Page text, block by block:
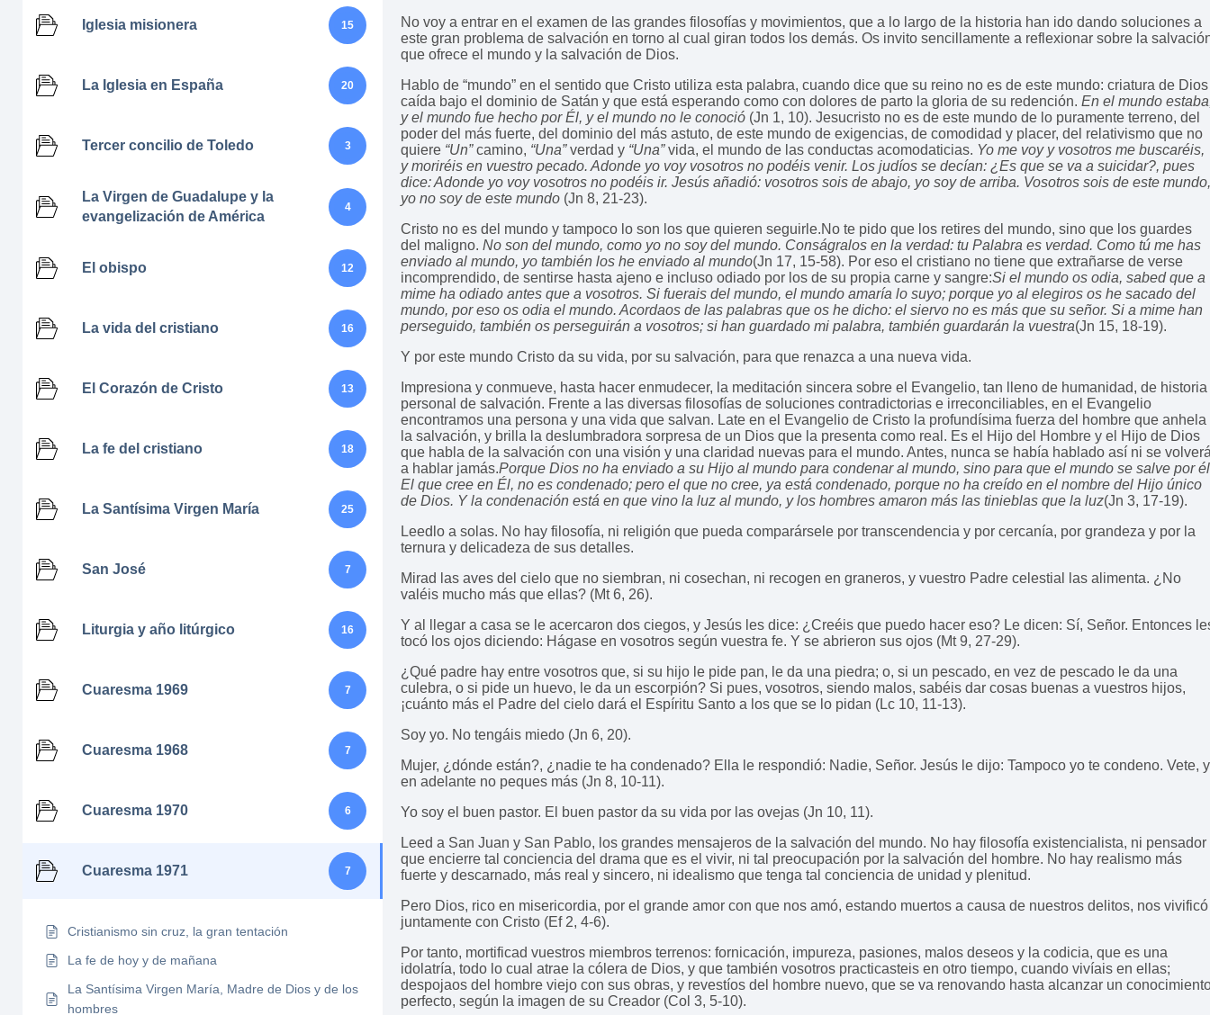
Iglesia misionera 15
La Iglesia en España 20
Tercer concilio de Toledo 3
La Virgen de Guadalupe y la
evangelización de América
4
El obispo 12
La vida del cristiano 16
El Corazón de Cristo 13
La fe del cristiano 18
La Santísima Virgen María 25
San José 7
Liturgia y año litúrgico 16
Cuaresma 1969 7
Cuaresma 1968 7
Cuaresma 1970 6
Cuaresma 1971 7
Cristianismo sin cruz, la gran tentación
La fe de hoy y de mañana
La Santísima Virgen María, Madre de Dios y de los
hombres
No voy a entrar en el examen de las grandes filosofías y movimientos, que a lo largo de la historia han ido dando soluciones a
este gran problema de salvación en torno al cual giran todos los demás. Os invito sencillamente a reflexionar sobre la
que ofrece el mundo y la salvación de Dios.
Hablo de “mundo” en el sentido que Cristo utiliza esta palabra, cuando dice que su reino no es de este mundo: criatura de Dios
caída bajo el dominio de Satán y que está esperando como con dolores de parto la gloria de su redención. En el mundo
y el mundo fue hecho por Él, y el mundo no le conoció (Jn 1, 10). Jesucristo no es de este mundo de lo puramente terreno, del
poder del más fuerte, del dominio del más astuto, de este mundo de exigencias, de comodidad y placer, del relativismo que no
quiere “Un”camino, “Una”verdad y “Una”vida, el mundo de las conductas acomodaticias. Yo me voy y vosotros me buscaréis,
y moriréis en vuestro pecado. Adonde yo voy vosotros no podéis venir. Los judíos se decían: ¿Es que se va a suicidar?, pues
dice: Adonde yo voy vosotros no podéis ir. Jesús añadió: vosotros sois de abajo, yo soy de arriba. Vosotros sois de este mundo,
yo no soy de este mundo (Jn 8, 21-23).
Cristo no es del mundo y tampoco lo son los que quieren seguirle.No te pido que los retires del mundo, sino que los guardes
del maligno. No son del mundo, como yo no soy del mundo. Conságralos en la verdad: tu Palabra es verdad. Como tú me has
enviado al mundo, yo también los he enviado al mundo(Jn 17, 15-58). Por eso el cristiano no tiene que extrañarse de verse
incomprendido, de sentirse hasta ajeno e incluso odiado por los de su propia carne y sangre:Si el mundo os odia, sabed que a
mime ha odiado antes que a vosotros. Si fuerais del mundo, el mundo amaría lo suyo; porque yo al elegiros os he sacado del
mundo, por eso os odia el mundo. Acordaos de las palabras que os he dicho: el siervo no es más que su señor. Si a mime han
perseguido, también os perseguirán a vosotros; si han guardado mi palabra, también guardarán la vuestra(Jn 15, 18-19).
Y por este mundo Cristo da su vida, por su salvación, para que renazca a una nueva vida.
Impresiona y conmueve, hasta hacer enmudecer, la meditación sincera sobre el Evangelio, tan lleno de humanidad, de historia
personal de salvación. Frente a las diversas filosofías de soluciones contradictorias e irreconciliables, en el Evangelio
encontramos una persona y una vida que salvan. Late en el Evangelio de Cristo la profundísima fuerza del hombre que anhela
la salvación, y brilla la deslumbradora sorpresa de un Dios que la presenta como real. Es el Hijo del Hombre y el Hijo de Dios
que habla de la salvación con una visión y una claridad nuevas para el mundo. Antes, nunca se había hablado así ni se
a hablar jamás.Porque Dios no ha enviado a su Hijo al mundo para condenar al mundo, sino para que el mundo se salve por
El que cree en Él, no es condenado; pero el que no cree, ya está condenado, porque no ha creído en el nombre del Hijo único
de Dios. Y la condenación está en que vino la luz al mundo, y los hombres amaron más las tinieblas que la luz(Jn 3, 17-19).
Leedlo a solas. No hay filosofía, ni religión que pueda comparársele por transcendencia y por cercanía, por grandeza y por la
ternura y delicadeza de sus detalles.
Mirad las aves del cielo que no siembran, ni cosechan, ni recogen en graneros, y vuestro Padre celestial las alimenta. ¿No
valéis mucho más que ellas? (Mt 6, 26).
Y al llegar a casa se le acercaron dos ciegos, y Jesús les dice: ¿Creéis que puedo hacer eso? Le dicen: Sí, Señor. Entonces
tocó los ojos diciendo: Hágase en vosotros según vuestra fe. Y se abrieron sus ojos (Mt 9, 27-29).
¿Qué padre hay entre vosotros que, si su hijo le pide pan, le da una piedra; o, si un pescado, en vez de pescado le da una
culebra, o si pide un huevo, le da un escorpión? Si pues, vosotros, siendo malos, sabéis dar cosas buenas a vuestros hijos,
¡cuánto más el Padre del cielo dará el Espíritu Santo a los que se lo pidan (Lc 10, 11-13).
Soy yo. No tengáis miedo (Jn 6, 20).
Mujer, ¿dónde están?, ¿nadie te ha condenado? Ella le respondió: Nadie, Señor. Jesús le dijo: Tampoco yo te condeno. Vete, y
en adelante no peques más (Jn 8, 10-11).
Yo soy el buen pastor. El buen pastor da su vida por las ovejas (Jn 10, 11).
Leed a San Juan y San Pablo, los grandes mensajeros de la salvación del mundo. No hay filosofía existencialista, ni pensador
que encierre tal conciencia del drama que es el vivir, ni tal preocupación por la salvación del hombre. No hay realismo más
fuerte y descarnado, más real y sincero, ni idealismo que tenga tal conciencia de unidad y plenitud.
Pero Dios, rico en misericordia, por el grande amor con que nos amó, estando muertos a causa de nuestros delitos, nos vivificó
juntamente con Cristo (Ef 2, 4-6).
Por tanto, mortificad vuestros miembros terrenos: fornicación, impureza, pasiones, malos deseos y la codicia, que es una
idolatría, todo lo cual atrae la cólera de Dios, y que también vosotros practicasteis en otro tiempo, cuando vivíais en ellas;
despojaos del hombre viejo con sus obras, y revestíos del hombre nuevo, que se va renovando hasta alcanzar un
perfecto, según la imagen de su Creador (Col 3, 5-10).